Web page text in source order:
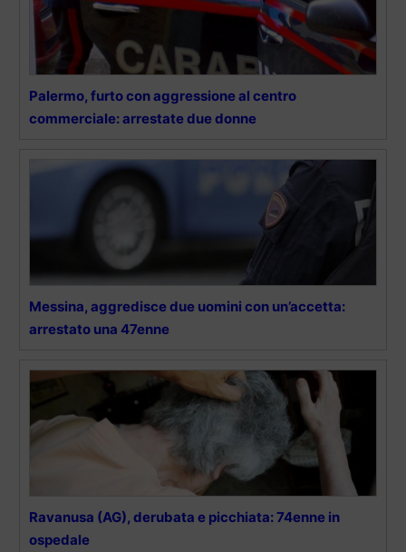
Palermo, furto con aggressione al centro
commerciale: arrestate due donne
Messina, aggredisce due uomini con un’accetta:
arrestato una 47enne
Ravanusa (AG), derubata e picchiata: 74enne in
ospedale